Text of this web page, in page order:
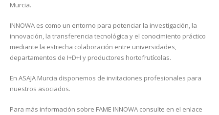
Murcia.
INNOWA es como un entorno para potenciar la investigación, la
innovación, la transferencia tecnológica y el conocimiento práctico
mediante la estrecha colaboración entre universidades,
departamentos de I+D+I y productores hortofrutícolas.
En ASAJA Murcia disponemos de invitaciones profesionales para
nuestros asociados.
Para más información sobre FAME INNOWA consulte en el enlace